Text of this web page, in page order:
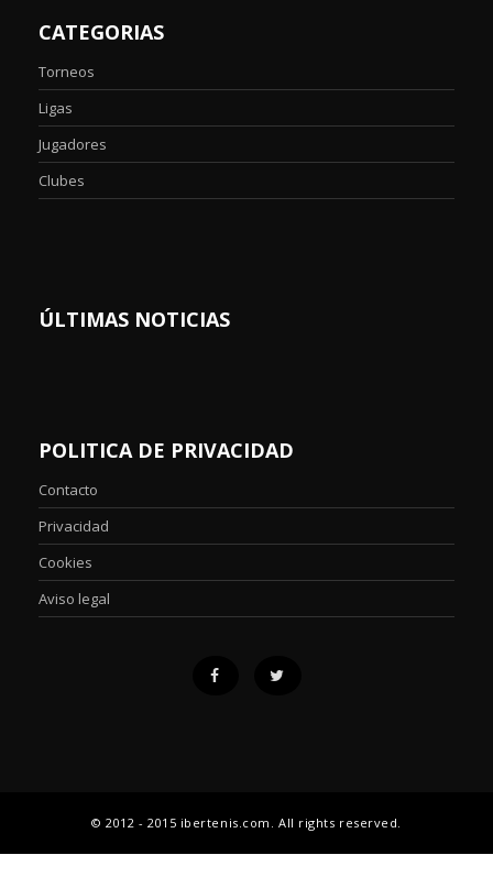
CATEGORIAS
Torneos
Ligas
Jugadores
Clubes
ÚLTIMAS NOTICIAS
POLITICA DE PRIVACIDAD
Contacto
Privacidad
Cookies
Aviso legal
© 2012 - 2015 ibertenis.com. All rights reserved.